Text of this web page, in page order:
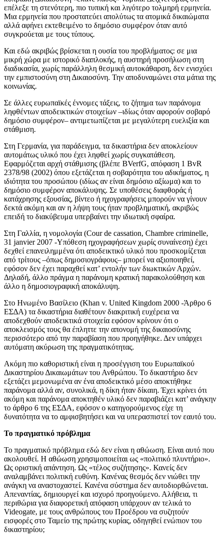
επέλεξε τη στενότερη, πιο τυπική και λιγότερο τολμηρή ερμηνεία.
Μια ερμηνεία που προστατεύει απολύτως τα ατομικά δικαιώματα
αλλά αφήνει εκτεθειμένο το δημόσιο συμφέρον όταν αυτό
συγκρούεται με τους τύπους.
Και εδώ ακριβώς βρίσκεται η ουσία του προβλήματος: σε μια
μικρή χώρα με ιστορικό διαπλοκής, η αυστηρή προσήλωση στη
διαδικασία, χωρίς παράλληλη θεσμική αυτοκάθαρση, δεν ενισχύει
την εμπιστοσύνη στη Δικαιοσύνη. Την αποδυναμώνει στα μάτια της
κοινωνίας.
Σε άλλες ευρωπαϊκές έννομες τάξεις, το ζήτημα των παράνομα
ληφθέντων αποδεικτικών στοιχείων –ιδίως όταν αφορούν σοβαρό
δημόσιο συμφέρον– αντιμετωπίζεται με μεγαλύτερη ευελιξία και
στάθμιση.
Στη Γερμανία, για παράδειγμα, τα δικαστήρια δεν αποκλείουν
αυτομάτως υλικό που έχει ληφθεί χωρίς συγκατάθεση.
Εφαρμόζεται αρχή στάθμισης (βλέπε BVerfG, απόφαση 1 BvR
2378/98 (2002) όπου εξετάζεται η σοβαρότητα του αδικήματος, η
ιδιότητα του προσώπου (ιδίως αν είναι δημόσιο αξίωμα) και το
δημόσιο συμφέρον αποκάλυψης. Σε υποθέσεις διαφθοράς ή
κατάχρησης εξουσίας, βίντεο ή ηχογραφήσεις μπορούν να γίνουν
δεκτά ακόμη και αν η λήψη τους ήταν προβληματική, ακριβώς
επειδή το διακύβευμα υπερβαίνει την ιδιωτική σφαίρα.
Στη Γαλλία, η νομολογία (Cour de cassation, Chambre criminelle,
31 janvier 2007 -Υπόθεση ηχογραφήσεων χωρίς συναίνεση) έχει
δεχθεί επανειλημμένα ότι αποδεικτικό υλικό που προσκομίζεται
από τρίτους –όπως δημοσιογράφους– μπορεί να αξιοποιηθεί,
εφόσον δεν έχει παραχθεί κατ’ εντολήν των διωκτικών Αρχών.
Δηλαδή, άλλο πράγμα η παράνομη κρατική παρακολούθηση και
άλλο η δημοσιογραφική αποκάλυψη.
Στο Ηνωμένο Βασίλειο (Khan v. United Kingdom 2000 -Άρθρο 6
ΕΣΔΑ) τα δικαστήρια διαθέτουν διακριτική ευχέρεια να
αποδεχθούν αποδεικτικά στοιχεία εφόσον κρίνουν ότι ο
αποκλεισμός τους θα έπληττε την απονομή της δικαιοσύνης
περισσότερο από την παραβίαση που προηγήθηκε. Δεν υπάρχει
αυτόματη ακύρωση της πραγματικότητας.
Ακόμη πιο καθοριστική είναι η προσέγγιση του Ευρωπαϊκού
Δικαστηρίου Δικαιωμάτων του Ανθρώπου. Το δικαστήριο δεν
εξετάζει μεμονωμένα αν ένα αποδεικτικό μέσο αποκτήθηκε
παράνομα αλλά αν, συνολικά, η δίκη ήταν δίκαιη. Έχει κρίνει ότι
ακόμη και παράνομα αποκτηθέν υλικό δεν παραβιάζει κατ’ ανάγκην
το άρθρο 6 της ΕΣΔΑ, εφόσον ο κατηγορούμενος είχε τη
δυνατότητα να το αμφισβητήσει και να υπερασπιστεί τον εαυτό του.
Το πραγματικό πρόβλημα
Το πραγματικό πρόβλημα εδώ δεν είναι η αθώωση. Είναι αυτό που
ακολουθεί. Η αθώωση χρησιμοποιείται ως «πολιτικό πλυντήριο».
Ως οριστική απάντηση. Ως «τέλος συζήτησης». Κανείς δεν
αναλαμβάνει πολιτική ευθύνη. Κανένας θεσμός δεν νιώθει την
ανάγκη να αναστοχαστεί. Κανένα σύστημα δεν αυτοδιορθώνεται.
Απεναντίας, δημιουργεί και ισχυρό προηγούμενο. Αλήθεια, τι
περιθώρια για διαφορετική απόφαση υπάρχουν αν τελικά το
Videogate, με τους ανθρώπους του Προέδρου να συζητούν
εισφορές στο Ταμείο της πρώτης κυρίας, οδηγηθεί ενώπιον του
δικαστηρίου;